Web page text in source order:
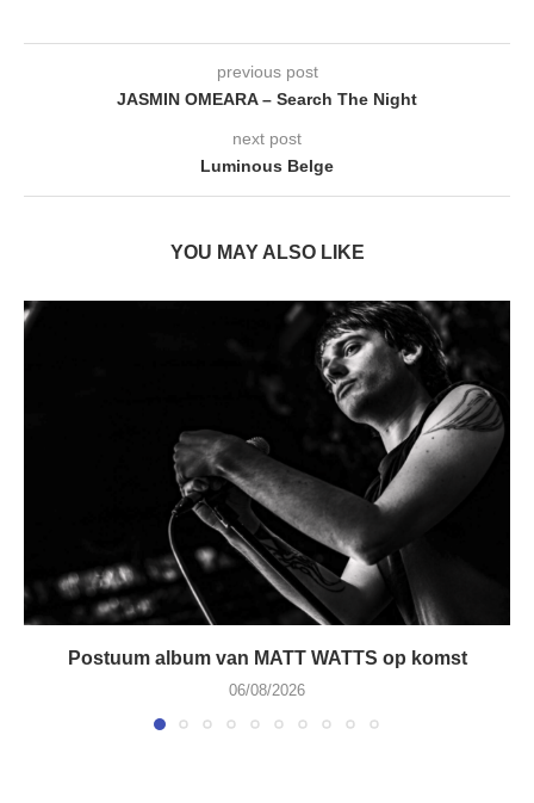
previous post
JASMIN OMEARA – Search The Night
next post
Luminous Belge
YOU MAY ALSO LIKE
Postuum album van MATT WATTS op komst
06/08/2026